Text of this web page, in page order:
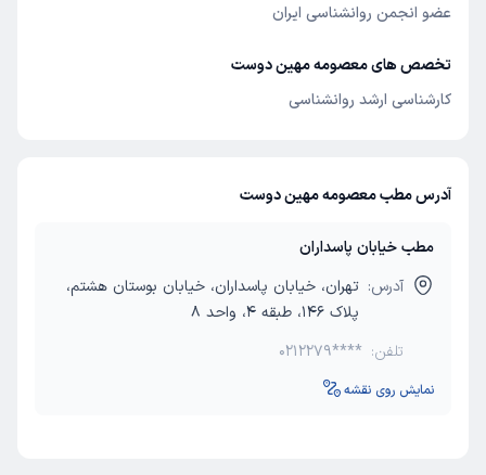
عضو انجمن روانشناسی ایران
تخصص های معصومه مهین دوست
کارشناسی ارشد روانشناسی
آدرس مطب معصومه مهین دوست
مطب خیابان پاسداران
آدرس: تهران، خیابان پاسداران، خیابان بوستان هشتم،
پلاک 146، طبقه 4، واحد 8
تلفن: 0212279****
نمایش روی نقشه